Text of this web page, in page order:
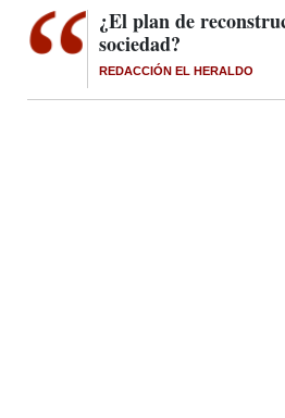
¿El plan de
sociedad?
REDACCIÓN EL HERALDO